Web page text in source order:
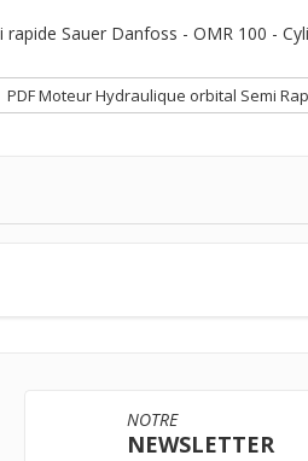
Sauer Danfoss - OMR 100 -
PDF Moteur Hydraulique orbital Semi
NOTRE
NEWSLETTER